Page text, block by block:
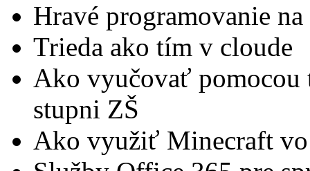
Hravé programovanie
Trieda ako tím v cloude
Ako vyučovať pomocou
stupni ZŠ
Ako využiť Minecraft